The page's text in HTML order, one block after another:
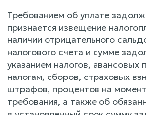
Требованием об уплате
признается извещение
наличии отрицательного
налогового счета и сумме
указанием налогов, авансовых
налогам, сборов, страховых
штрафов, процентов на
требования, а также об